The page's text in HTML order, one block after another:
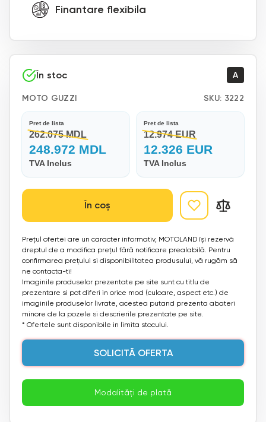
Finantare flexibila
În stoc A
MOTO GUZZI SKU: 3222
Pret de lista
262.075 MDL
248.972 MDL
TVA Inclus
Pret de lista
12.974 EUR
12.326 EUR
TVA Inclus
În coș
Prețul ofertei are un caracter informativ, MOTOLAND își rezervă
dreptul de a modifica prețul fără notificare prealabilă. Pentru
confirmarea prețului si disponibilitatea produsului, vă rugăm să
ne contacta-ti!
Imaginile produselor prezentate pe site sunt cu titlu de
prezentare si pot diferi in orice mod (culoare, aspect etc.) de
imaginile produselor livrate, acestea putand prezenta abateri
minore de la pozele si descrierile prezentate pe site.
* Ofertele sunt disponibile in limita stocului.
SOLICITĂ OFERTA
Modalități de plată